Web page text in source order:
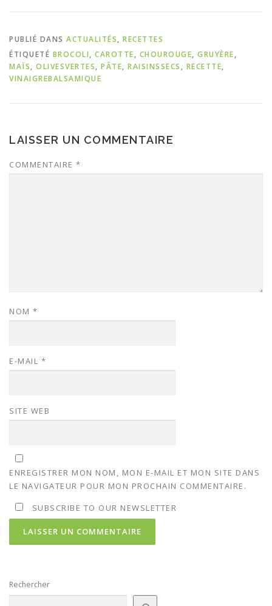
PUBLIÉ DANS ACTUALITÉS, RECETTES
ÉTIQUETÉ BROCOLI, CAROTTE, CHOUROUGE, GRUYÈRE,
MAÏS, OLIVESVERTES, PÂTE, RAISINSSECS , RECETTE,
VINAIGREBALSAMIQUE
LAISSER UN COMMENTAIRE
COMMENTAIRE *
NOM *
E-MAIL *
SITE WEB
ENREGISTRER MON NOM, MON E-MAIL ET MON SITE DANS
LE NAVIGATEUR POUR MON PROCHAIN COMMENTAIRE.
SUBSCRIBE TO OUR NEWSLETTER
Rechercher